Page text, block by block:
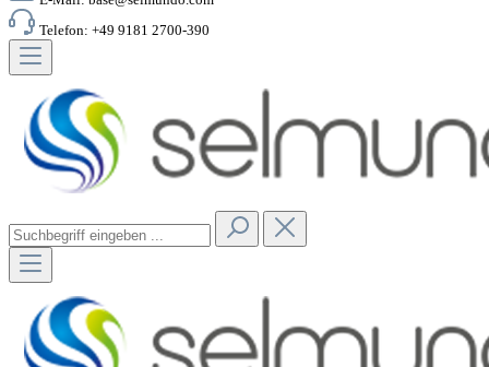
Telefon: +49 9181 2700-390